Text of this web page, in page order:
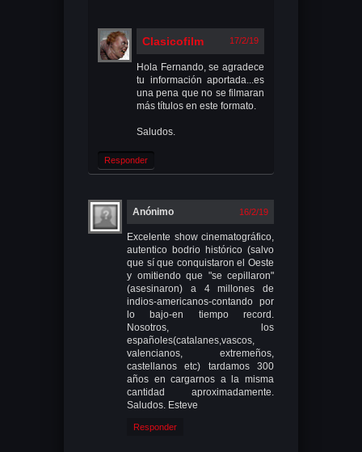
Clasicofilm 17/2/19
Hola Fernando, se agradece
tu información aportada...es
una pena que no se filmaran
más títulos en este formato.
Saludos.
Responder
Anónimo 16/2/19
Excelente show cinematográfico,
autentico bodrio histórico (salvo
que sí que conquistaron el Oeste
y omitiendo que "se cepillaron"
(asesinaron) a 4 millones de
indios-americanos-contando por
lo bajo-en tiempo record.
Nosotros, los
españoles(catalanes,vascos,
valencianos, extremeños,
castellanos etc) tardamos 300
años en cargarnos a la misma
cantidad aproximadamente.
Saludos. Esteve
Responder